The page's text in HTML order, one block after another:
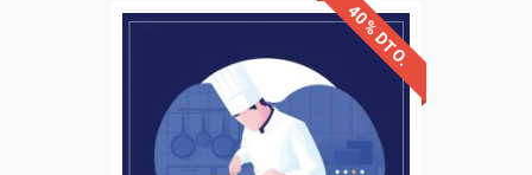
40% DTO.
Descuentos especiales
Sin requisitos de acceso